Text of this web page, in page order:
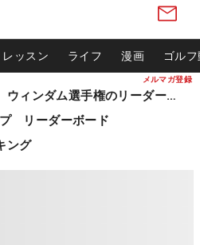
メルマガ登録
レッスン ライフ 漫画 ゴル
松山英樹ら出場 ウィンダム選手権のリーダーボード
リーダーボード
ング